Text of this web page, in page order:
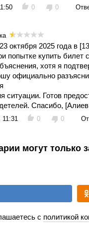
0 0
октября 2025 года в
попытке купить билет
хотя я
официально
ситуации. Готов
Спасибо,
11:31 0 0
могут только
с политикой